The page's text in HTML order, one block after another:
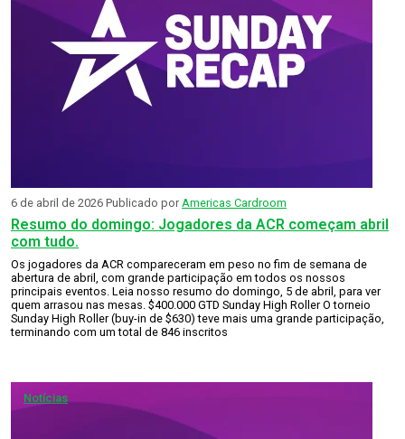
Resumo do domingo: Jogadores da ACR começam abril
com tudo.
6 de abril de 2026 Publicado por Americas Cardroom
Os jogadores da ACR compareceram em peso no fim de semana de
abertura de abril, com grande participação em todos os nossos
principais eventos. Leia nosso resumo do domingo, 5 de abril, para ver
quem arrasou nas mesas. $400.000 GTD Sunday High Roller O torneio
Sunday High Roller (buy-in de $630) teve mais uma grande participação,
terminando com um total de 846 inscritos
Notícias